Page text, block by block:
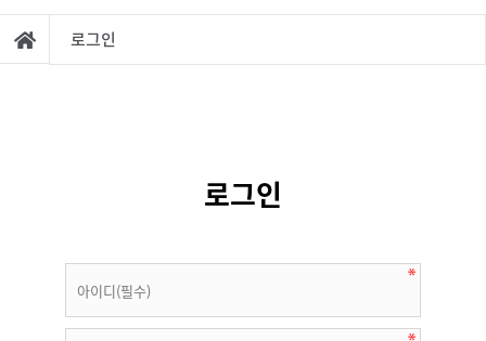
로그인
로그인